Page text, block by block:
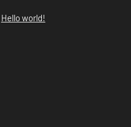
Hello world!